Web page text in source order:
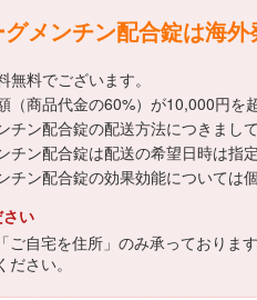
メンチン配合錠は海外
無料でございます。
（商品代金の60%）が10,000円を
チン配合錠の配送方法につきまし
チン配合錠は配送の希望日時は指
チン配合錠の効果効能については
い
ご自宅を住所」のみ承っておりま
さい。